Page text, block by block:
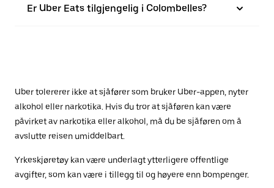
Er Uber Eats tilgjengelig i Colombelles?
Uber tolererer ikke at sjåfører som bruker Uber-appen, nyter
alkohol eller narkotika. Hvis du tror at sjåføren kan være
påvirket av narkotika eller alkohol, må du be sjåføren om å
avslutte reisen umiddelbart.
Yrkeskjøretøy kan være underlagt ytterligere offentlige
avgifter, som kan være i tillegg til og høyere enn bompenger.